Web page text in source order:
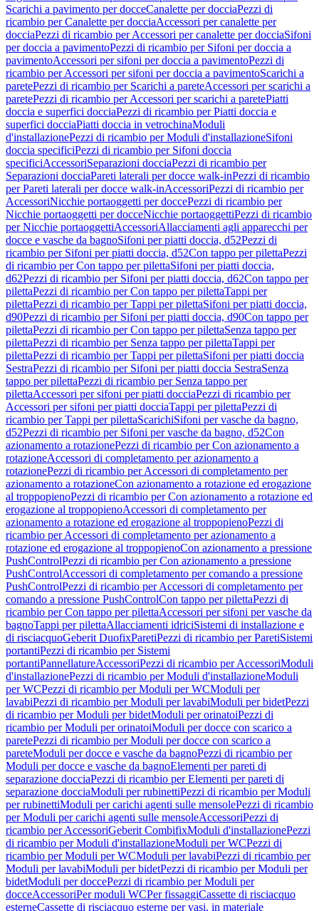
Scarichi a pavimento per docceCanalette per docciaPezzi di
ricambio per Canalette per docciaAccessori per canalette per
docciaPezzi di ricambio per Accessori per canalette per docciaSifoni
per doccia a pavimentoPezzi di ricambio per Sifoni per doccia a
pavimentoAccessori per sifoni per doccia a pavimentoPezzi di
ricambio per Accessori per sifoni per doccia a pavimentoScarichi a
paretePezzi di ricambio per Scarichi a pareteAccessori per scarichi a
paretePezzi di ricambio per Accessori per scarichi a paretePiatti
doccia e superfici docciaPezzi di ricambio per Piatti doccia e
superfici docciaPiatti doccia in vetrochinaModuli
d'installazionePezzi di ricambio per Moduli d'installazioneSifoni
doccia specificiPezzi di ricambio per Sifoni doccia
specificiAccessoriSeparazioni docciaPezzi di ricambio per
Separazioni docciaPareti laterali per docce walk-inPezzi di ricambio
per Pareti laterali per docce walk-inAccessoriPezzi di ricambio per
AccessoriNicchie portaoggetti per doccePezzi di ricambio per
Nicchie portaoggetti per docceNicchie portaoggettiPezzi di ricambio
per Nicchie portaoggettiAccessoriAllacciamenti agli apparecchi per
docce e vasche da bagnoSifoni per piatti doccia, d52Pezzi di
ricambio per Sifoni per piatti doccia, d52Con tappo per pilettaPezzi
di ricambio per Con tappo per pilettaSifoni per piatti doccia,
d62Pezzi di ricambio per Sifoni per piatti doccia, d62Con tappo per
pilettaPezzi di ricambio per Con tappo per pilettaTappi per
pilettaPezzi di ricambio per Tappi per pilettaSifoni per piatti doccia,
d90Pezzi di ricambio per Sifoni per piatti doccia, d90Con tappo per
pilettaPezzi di ricambio per Con tappo per pilettaSenza tappo per
pilettaPezzi di ricambio per Senza tappo per pilettaTappi per
pilettaPezzi di ricambio per Tappi per pilettaSifoni per piatti doccia
SestraPezzi di ricambio per Sifoni per piatti doccia SestraSenza
tappo per pilettaPezzi di ricambio per Senza tappo per
pilettaAccessori per sifoni per piatti docciaPezzi di ricambio per
Accessori per sifoni per piatti docciaTappi per pilettaPezzi di
ricambio per Tappi per pilettaScarichiSifoni per vasche da bagno,
d52Pezzi di ricambio per Sifoni per vasche da bagno, d52Con
azionamento a rotazionePezzi di ricambio per Con azionamento a
rotazioneAccessori di completamento per azionamento a
rotazionePezzi di ricambio per Accessori di completamento per
azionamento a rotazioneCon azionamento a rotazione ed erogazione
al troppopienoPezzi di ricambio per Con azionamento a rotazione ed
erogazione al troppopienoAccessori di completamento per
azionamento a rotazione ed erogazione al troppopienoPezzi di
ricambio per Accessori di completamento per azionamento a
rotazione ed erogazione al troppopienoCon azionamento a pressione
PushControlPezzi di ricambio per Con azionamento a pressione
PushControlAccessori di completamento per comando a pressione
PushControlPezzi di ricambio per Accessori di completamento per
comando a pressione PushControlCon tappo per pilettaPezzi di
ricambio per Con tappo per pilettaAccessori per sifoni per vasche da
bagnoTappi per pilettaAllacciamenti idriciSistemi di installazione e
di risciacquoGeberit DuofixParetiPezzi di ricambio per ParetiSistemi
portantiPezzi di ricambio per Sistemi
portantiPannellatureAccessoriPezzi di ricambio per AccessoriModuli
d'installazionePezzi di ricambio per Moduli d'installazioneModuli
per WCPezzi di ricambio per Moduli per WCModuli per
lavabiPezzi di ricambio per Moduli per lavabiModuli per bidetPezzi
di ricambio per Moduli per bidetModuli per orinatoiPezzi di
ricambio per Moduli per orinatoiModuli per docce con scarico a
paretePezzi di ricambio per Moduli per docce con scarico a
pareteModuli per docce e vasche da bagnoPezzi di ricambio per
Moduli per docce e vasche da bagnoElementi per pareti di
separazione docciaPezzi di ricambio per Elementi per pareti di
separazione docciaModuli per rubinettiPezzi di ricambio per Moduli
per rubinettiModuli per carichi agenti sulle mensolePezzi di ricambio
per Moduli per carichi agenti sulle mensoleAccessoriPezzi di
ricambio per AccessoriGeberit CombifixModuli d'installazionePezzi
di ricambio per Moduli d'installazioneModuli per WCPezzi di
ricambio per Moduli per WCModuli per lavabiPezzi di ricambio per
Moduli per lavabiModuli per bidetPezzi di ricambio per Moduli per
bidetModuli per doccePezzi di ricambio per Moduli per
docceAccessoriPer moduli WCPer fissaggiCassette di risciacquo
esterneCassette di risciacquo esterne per vasi, in materiale